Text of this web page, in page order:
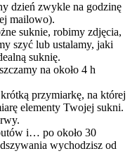
dzień zwykle na godzinę
mailowo).
suknie, robimy zdjęcia,
szyć lub ustalamy, jaki
suknię.
na około 4 h
przymiarkę, na której
elementy Twojej sukni.
i… po około 30
wychodzisz od